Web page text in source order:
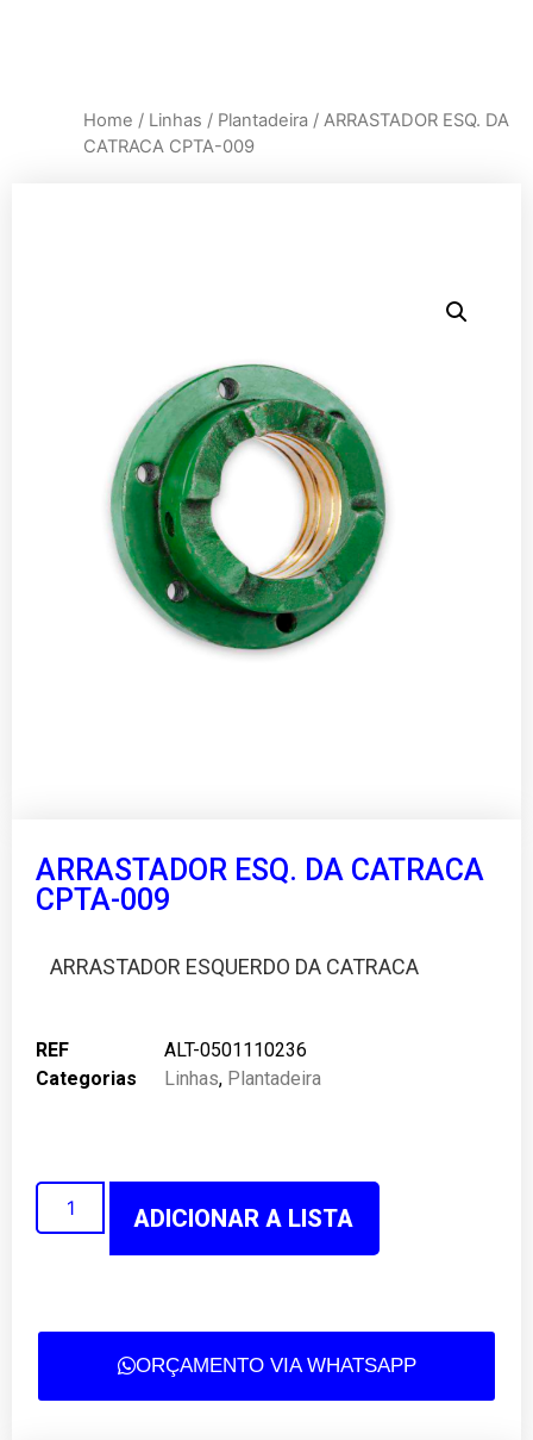
Home / Linhas / Plantadeira / ARRASTADOR ESQ. DA
CATRACA CPTA-009
ARRASTADOR ESQ. DA CATRACA
CPTA-009
ARRASTADOR ESQUERDO DA CATRACA
REF
ALT-0501110236
Categorias
Linhas, Plantadeira
ADICIONAR A LISTA
ORÇAMENTO VIA WHATSAPP